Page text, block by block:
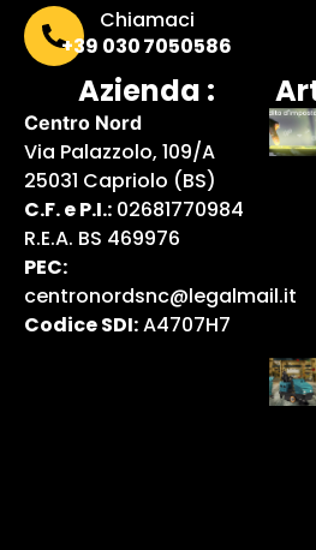
Chiamaci
+39 030 7050586
Azienda :
Centro Nord
Via Palazzolo, 109/A
25031 Capriolo (BS)
C.F. e P.I.: 02681770984
R.E.A. BS 469976
PEC:
centronordsnc@legalmail.it
Codice SDI:A4707H7